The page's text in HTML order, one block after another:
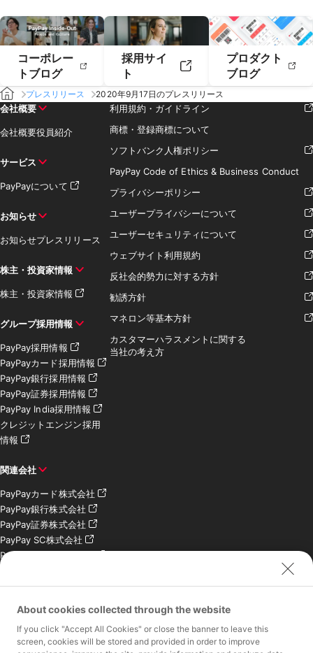
コーポレー
トブログ
採用サイ
ト
プロダクト
ブログ
プレスリリース 2020年9月17日のプレスリリース
会社概要
会社概要役員紹介
サービス
PayPayについて
お知らせ
お知らせプレスリリース
株主・投資家情報
株主・投資家情報
グループ採用情報
PayPay採用情報
PayPayカード採用情報
PayPay銀行採用情報
PayPay証券採用情報
PayPay India採用情報
クレジットエンジン採用
情報
関連会社
PayPayカード株式会社
PayPay銀行株式会社
PayPay証券株式会社
PayPay SC株式会社
PayPay India Pvt. Ltd.
会社
お問い合わせ
加盟店様専用お問い合わ
利用規約・ガイドライン
商標・登録商標について
ソフトバンク人権ポリシー
PayPay Code of Ethics & Business Conduct
プライバシーポリシー
ユーザープライバシーについて
ユーザーセキュリティについて
ウェブサイト利用規約
反社会的勢力に対する方針
勧誘方針
マネロン等基本方針
カスタマーハラスメントに関する
当社の考え方
About cookies collected through the website
If you click "Accept All Cookies" or close the banner to leave this
screen, cookies will be stored and provided in order to improve